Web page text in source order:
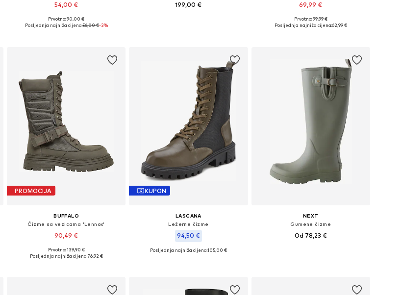
54,00 €
Dostupne veličine: 36, 37, 38, 40, 41
Prvotno: 90,00 €
Posljednja najniža cijena:56,00 €-3%
199,00 € 69,99 €
Dostupne veličine: 36, 37, 38, 39, 40
Prvotno: 99,99 €
Posljednja najniža cijena:62,99 €
PROMOCIJA
BUFFALO
Čizme sa vezicama 'Lennox'
90,49 €
Dostupne veličine: 37, 38, 39, 41
Prvotno: 139,90 €
Posljednja najniža cijena:76,92 €
KUPON
LASCANA
Ležerne čizme
94,50 €
Dostupne veličine: 37, 38, 39
Posljednja najniža cijena:105,00 €
NEXT
Gumene čizme
Od 78,23 €